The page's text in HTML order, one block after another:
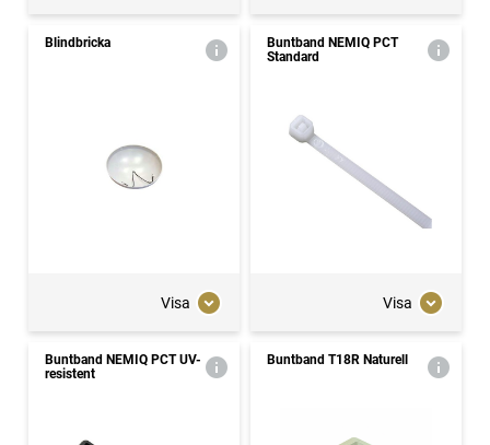
Blindbricka
Visa
Buntband NEMIQ PCT
Standard
Visa
Buntband NEMIQ PCT UV-
resistent
Buntband T18R Naturell